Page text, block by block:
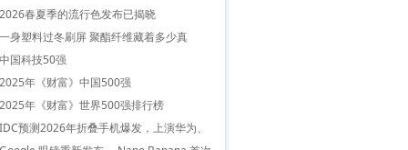
2026春夏季的流行色发布已揭晓
一身塑料过冬刷屏 聚酯纤维藏着多少真
中国科技50强
2025年《财富》中国500强
2025年《财富》世界500强排行榜
IDC预测2026年折叠手机爆发，上演华为、